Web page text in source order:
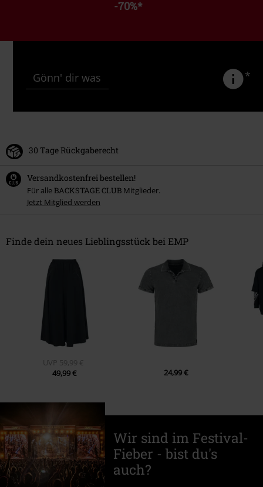
-70%*
Gönn' dir was *
30 Tage Rückgaberecht
Versandkostenfrei bestellen!
Für alle BACKSTAGE CLUB Mitglieder.
Jetzt Mitglied werden
Finde dein neues Lieblingsstück bei EMP
UVP 59,99 €
49,99 €
24,99 €
Wir sind im Festival-
Fieber - bist du's
auch?